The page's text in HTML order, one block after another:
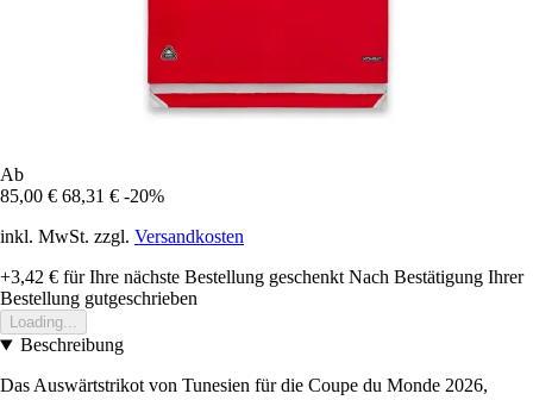
Ab
85,00 € 68,31 € -20%
inkl. MwSt. zzgl. Versandkosten
+3,42 € für Ihre nächste Bestellung geschenkt Nach Bestätigung Ihrer
Bestellung gutgeschrieben
Loading...
Beschreibung
Das Auswärtstrikot von Tunesien für die Coupe du Monde 2026,